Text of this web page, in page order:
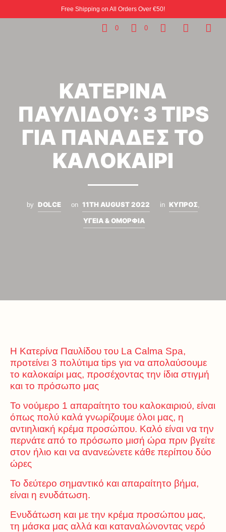
Free Shipping on All Orders Over €50!
0 0
ΚΑΤΕΡΙΝΑ
ΠΑΥΛΙΔΟΥ: 3 TIPS
ΓΙΑ ΠΑΝΑΔΕΣ ΤΟ
ΚΑΛΟΚΑΙΡΙ
by DOLCE on 11TH AUGUST 2022 in ΚΥΠΡΟΣ,
ΥΓΕΙΑ & ΟΜΟΡΦΙΑ
Η Κατερίνα Παυλίδου του La Calma Spa,
προτείνει 3 πολύτιμα tips για να απολαύσουμε
το καλοκαίρι μας, προσέχοντας την ίδια στιγμή
και το πρόσωπο μας
Το νούμερο 1 απαραίτητο του καλοκαιριού, είναι
όπως πολύ καλά γνωρίζουμε όλοι μας, η
αντιηλιακή κρέμα προσώπου. Καλό είναι να την
περνάτε από το πρόσωπο μισή ώρα πριν βγείτε
στον ήλιο και να ανανεώνετε κάθε περίπου δύο
ώρες
Το δεύτερο σημαντικό και απαραίτητο βήμα,
είναι η ενυδάτωση.
Ενυδάτωση και με την κρέμα προσώπου μας,
τη μάσκα μας αλλά και καταναλώνοντας νερό